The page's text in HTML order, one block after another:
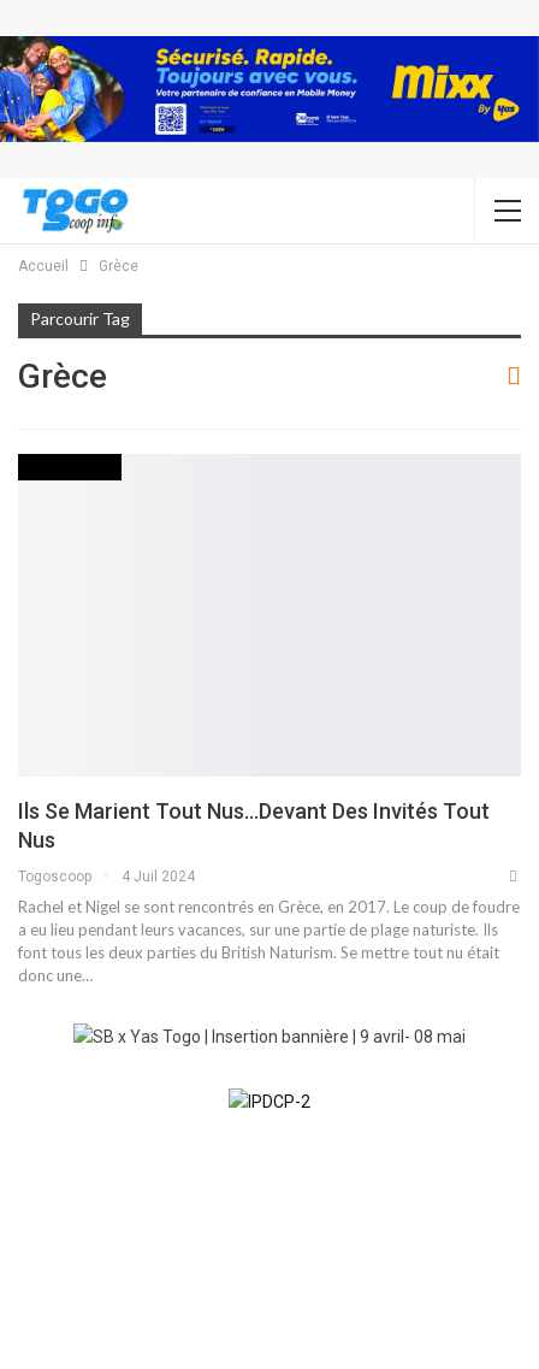
Accueil Grèce
Parcourir Tag
Grèce
Ils Se Marient Tout Nus…devant Des Invités Tout
Nus
Togoscoop 4 Juil 2024
Rachel et Nigel se sont rencontrés en Grèce, en 2017. Le coup de foudre
a eu lieu pendant leurs vacances, sur une partie de plage naturiste. Ils
font tous les deux parties du British Naturism. Se mettre tout nu était
donc une…